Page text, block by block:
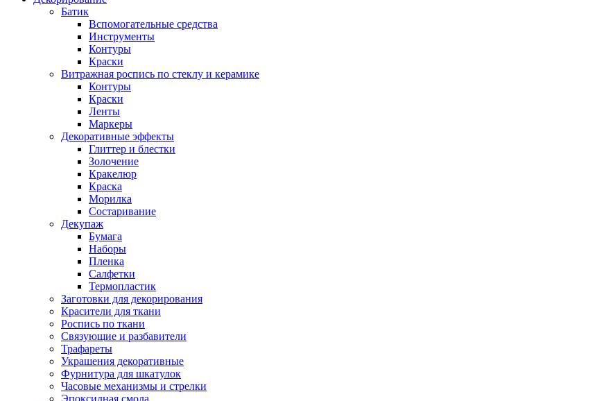
Батик
Вспомогательные средства
Инструменты
Контуры
Краски
Витражная роспись по стеклу и керамике
Контуры
Краски
Ленты
Маркеры
Декоративные эффекты
Глиттер и блестки
Золочение
Кракелюр
Краска
Морилка
Состаривание
Декупаж
Бумага
Наборы
Пленка
Салфетки
Термопластик
Заготовки для декорирования
Красители для ткани
Роспись по ткани
Связующие и разбавители
Трафареты
Украшения декоративные
Фурнитура для шкатулок
Часовые механизмы и стрелки
Эпоксидная смола